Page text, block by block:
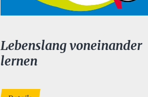
Lebenslang voneinander
lernen